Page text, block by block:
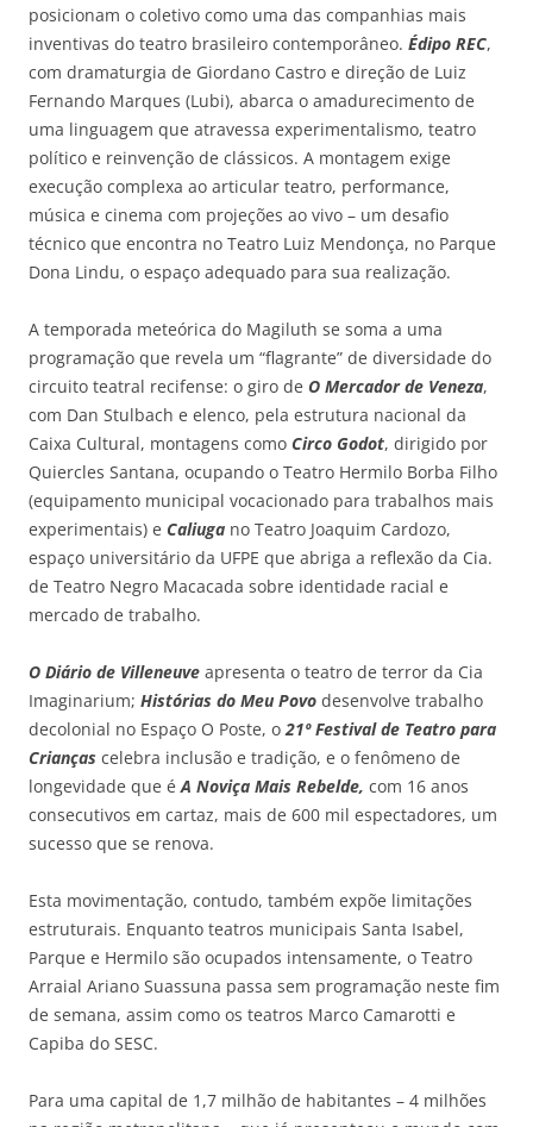
posicionam o coletivo como uma das companhias mais
inventivas do teatro brasileiro contemporâneo. Édipo REC,
com dramaturgia de Giordano Castro e direção de Luiz
Fernando Marques (Lubi), abarca o amadurecimento de
uma linguagem que atravessa experimentalismo, teatro
político e reinvenção de clássicos. A montagem exige
execução complexa ao articular teatro, performance,
música e cinema com projeções ao vivo – um desafio
técnico que encontra no Teatro Luiz Mendonça, no Parque
Dona Lindu, o espaço adequado para sua realização.
A temporada meteórica do Magiluth se soma a uma
programação que revela um “flagrante” de diversidade do
circuito teatral recifense: o giro de O Mercador de Veneza,
com Dan Stulbach e elenco, pela estrutura nacional da
Caixa Cultural, montagens como Circo Godot, dirigido por
Quiercles Santana, ocupando o Teatro Hermilo Borba Filho
(equipamento municipal vocacionado para trabalhos mais
experimentais) e Caliuga no Teatro Joaquim Cardozo,
espaço universitário da UFPE que abriga a reflexão da Cia.
de Teatro Negro Macacada sobre identidade racial e
mercado de trabalho.
O Diário de Villeneuve apresenta o teatro de terror da Cia
Imaginarium; Histórias do Meu Povo desenvolve trabalho
decolonial no Espaço O Poste, o21º Festival de Teatro para
Crianças celebra inclusão e tradição, e o fenômeno de
longevidade que éA Noviça Mais Rebelde, com 16 anos
consecutivos em cartaz, mais de 600 mil espectadores, um
sucesso que se renova.
Esta movimentação, contudo, também expõe limitações
estruturais. Enquanto teatros municipais Santa Isabel,
Parque e Hermilo são ocupados intensamente, o Teatro
Arraial Ariano Suassuna passa sem programação neste fim
de semana, assim como os teatros Marco Camarotti e
Capiba do SESC.
Para uma capital de 1,7 milhão de habitantes – 4 milhões